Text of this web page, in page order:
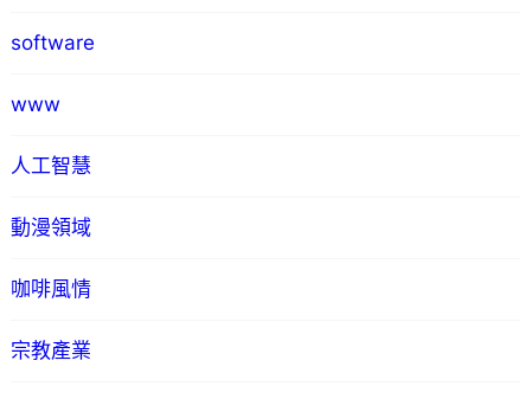
software
www
人工智慧
動漫領域
咖啡風情
宗教產業